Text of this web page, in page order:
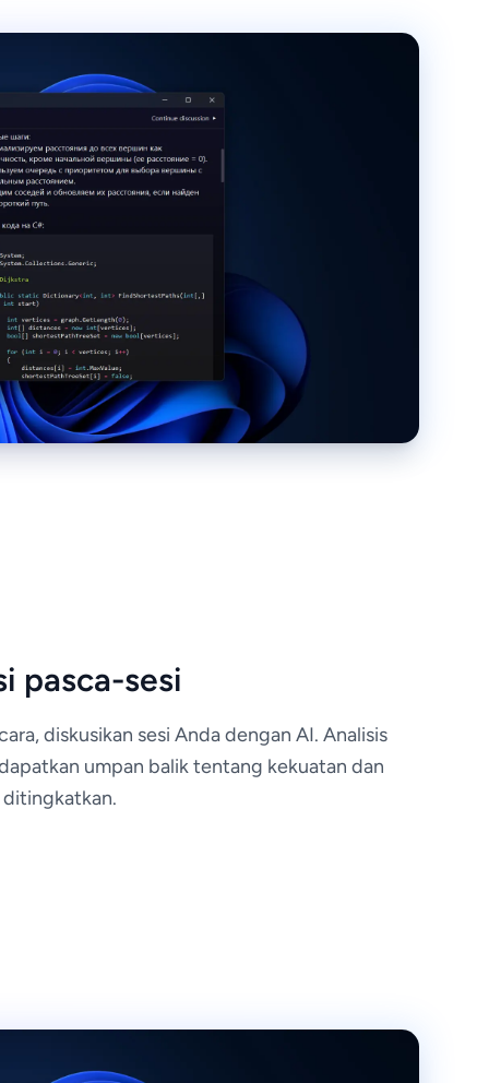
pasca-sesi
diskusikan sesi Anda dengan AI. Analisis
umpan balik tentang kekuatan dan
ditingkatkan.